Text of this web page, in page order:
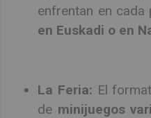
enfrentan en cada
en Euskadi o en
La Feria: El
de minijuegos